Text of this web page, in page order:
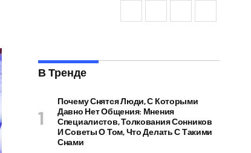
В Тренде
Почему Снятся Люди, С Которыми
Давно Нет Общения: Мнения
Специалистов, Толкования Сонников
И Советы О Том, Что Делать С Такими
Снами